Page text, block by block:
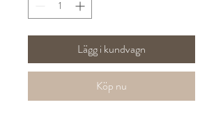
Lägg i kundvagn
Köp nu